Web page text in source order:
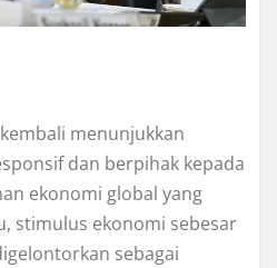
menunjukkan
dan berpihak kepada
ekonomi global yang
stimulus ekonomi sebesar
sebagai